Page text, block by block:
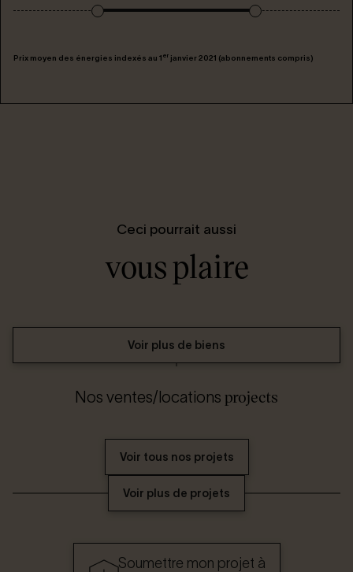
Prix moyen des énergies indexés au 1 er janvier 2021 (abonnements compris)
Ceci pourrait aussi
vous plaire
Voir plus de biens
Nos ventes/locations projects
Voir tous nos projets
Voir plus de projets
Soumettre mon projet à